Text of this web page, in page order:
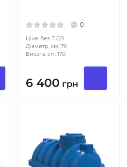
0
Ціна: без ПДВ
Діаметр, см: 79
Висота, см: 170
6 400 грн